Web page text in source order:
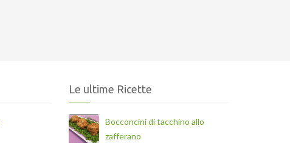
Le ultime Ricette
Bocconcini di tacchino allo
zafferano